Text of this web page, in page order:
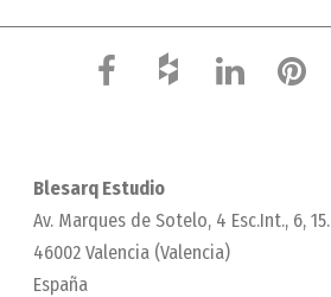
Blesarq Estudio
Av. Marques de Sotelo, 4 Esc.Int., 6, 15.
46002 Valencia (Valencia)
España